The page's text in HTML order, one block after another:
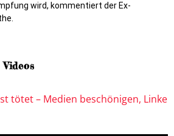
wird, kommentiert der Ex-
tötet – Medien beschönigen, Linke